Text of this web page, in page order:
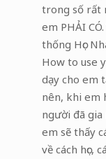
trong số rất
em PHẢI
thống Học
How to use
dạy cho em
nên, khi em
người đã gia
em sẽ thấy
về cách học,